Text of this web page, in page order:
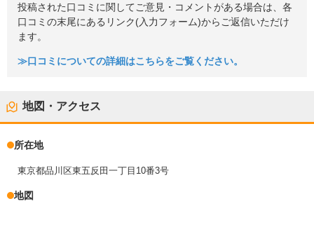
投稿された口コミに関してご意見・コメントがある場合は、各
口コミの末尾にあるリンク(入力フォーム)からご返信いただけ
ます。
≫口コミについての詳細はこちらをご覧ください。
地図・アクセス
所在地
東京都品川区東五反田一丁目10番3号
地図